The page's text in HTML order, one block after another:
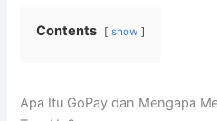
Contents show
Apa Itu GoPay dan Mengapa